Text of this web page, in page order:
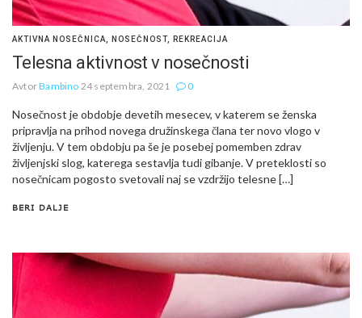
AKTIVNA NOSEČNICA NOSEČNOST, REKREACIJA
Telesna aktivnost v nosečnosti
AvtorBambino 24 septembra, 2021 0
Nosečnost je obdobje devetih mesecev, v katerem se ženska
pripravlja na prihod novega družinskega člana ter novo vlogo v
življenju. V tem obdobju pa še je posebej pomemben zdrav
življenjski slog, katerega sestavlja tudi gibanje. V preteklosti so
nosečnicam pogosto svetovali naj se vzdržijo telesne […]
BERI DALJE